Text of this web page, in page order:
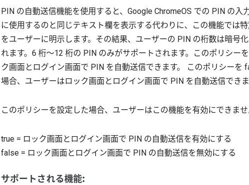
PIN の自動送信機能を使用すると、Google ChromeOS での PIN の入
に使用するのと同じテキスト欄を表示する代わりに、この機能では
をユーザーに明示します。その結果、ユーザーの PIN の桁数は暗号
れます。6 桁～12 桁の PIN のみがサポートされます。このポリシー
ク画面とログイン画面で PIN を自動送信できます。 このポリシーを
場合、ユーザーはロック画面とログイン画面で PIN を自動送信できま
このポリシーを設定した場合、ユーザーはこの機能を有効にできませ
true = ロック画面とログイン画面で PIN の自動送信を有効にする
false = ロック画面とログイン画面で PIN の自動送信を無効にする
サポートされる機能: